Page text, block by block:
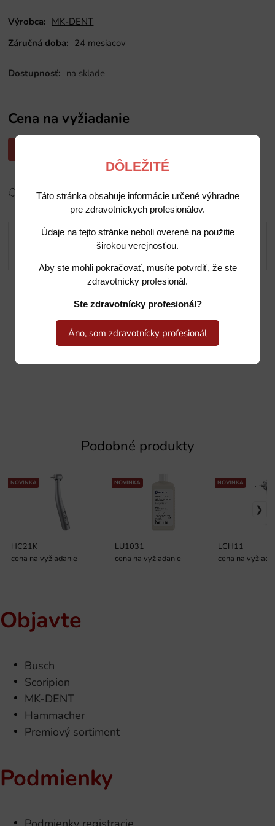
DÔLEŽITÉ
Táto stránka obsahuje informácie určené výhradne
pre zdravotníckych profesionálov.
Údaje na tejto stránke neboli overené na použitie
širokou verejnosťou.
Aby ste mohli pokračovať, musíte potvrdiť, že ste
zdravotnícky profesionál.
Ste zdravotnícky profesionál?
Áno, som zdravotnícky profesionál
Výrobca: MK-DENT
Záručná doba: 24 mesiacov
Dostupnosť: na sklade
Cena na vyžiadanie
Sledovať produkt Pridať do obľúbených Zdielať
Popis
Podobné produkty
HC21K
NOVINKA
cena na vyžiadanie
LU1031
NOVINKA
cena na vyžiadanie
LCH11
NOVINKA
cena na
Objavte
Busch
Scoripion
MK-DENT
Hammacher
Premiový sortiment
Podmienky